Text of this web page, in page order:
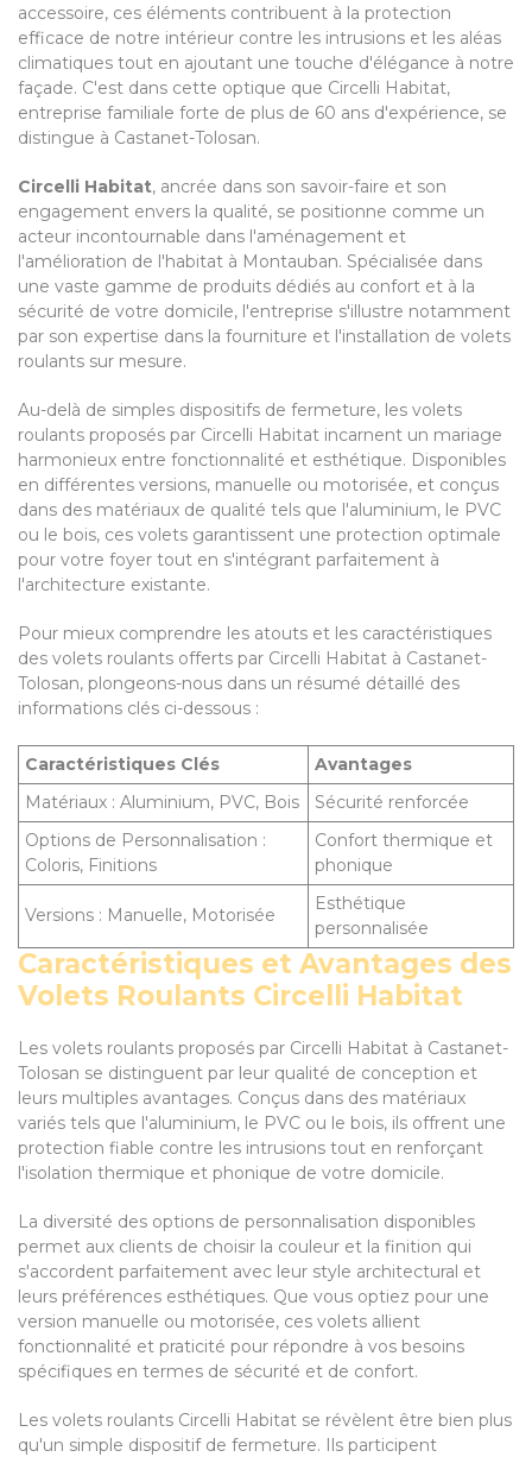
accessoire, ces éléments contribuent à la protection
efficace de notre intérieur contre les intrusions et les aléas
climatiques tout en ajoutant une touche d'élégance à notre
façade. C'est dans cette optique que Circelli Habitat,
entreprise familiale forte de plus de 60 ans d'expérience, se
distingue à Castanet-Tolosan.
Circelli Habitat, ancrée dans son savoir-faire et son
engagement envers la qualité, se positionne comme un
acteur incontournable dans l'aménagement et
l'amélioration de l'habitat à Montauban. Spécialisée dans
une vaste gamme de produits dédiés au confort et à la
sécurité de votre domicile, l'entreprise s'illustre notamment
par son expertise dans la fourniture et l'installation de volets
roulants sur mesure.
Au-delà de simples dispositifs de fermeture, les volets
roulants proposés par Circelli Habitat incarnent un mariage
harmonieux entre fonctionnalité et esthétique. Disponibles
en différentes versions, manuelle ou motorisée, et conçus
dans des matériaux de qualité tels que l'aluminium, le PVC
ou le bois, ces volets garantissent une protection optimale
pour votre foyer tout en s'intégrant parfaitement à
l'architecture existante.
Pour mieux comprendre les atouts et les caractéristiques
des volets roulants offerts par Circelli Habitat à Castanet-
Tolosan, plongeons-nous dans un résumé détaillé des
informations clés ci-dessous :
Caractéristiques Clés
Avantages
Matériaux : Aluminium, PVC, Bois
Sécurité renforcée
Options de Personnalisation :
Coloris, Finitions
Confort thermique et
phonique
Versions : Manuelle, Motorisée
Esthétique
personnalisée
Caractéristiques et Avantages des
Volets Roulants Circelli Habitat
Les volets roulants proposés par Circelli Habitat à Castanet-
Tolosan se distinguent par leur qualité de conception et
leurs multiples avantages. Conçus dans des matériaux
variés tels que l'aluminium, le PVC ou le bois, ils offrent une
protection fiable contre les intrusions tout en renforçant
l'isolation thermique et phonique de votre domicile.
La diversité des options de personnalisation disponibles
permet aux clients de choisir la couleur et la finition qui
s'accordent parfaitement avec leur style architectural et
leurs préférences esthétiques. Que vous optiez pour une
version manuelle ou motorisée, ces volets allient
fonctionnalité et praticité pour répondre à vos besoins
spécifiques en termes de sécurité et de confort.
Les volets roulants Circelli Habitat se révèlent être bien plus
qu'un simple dispositif de fermeture. Ils participent